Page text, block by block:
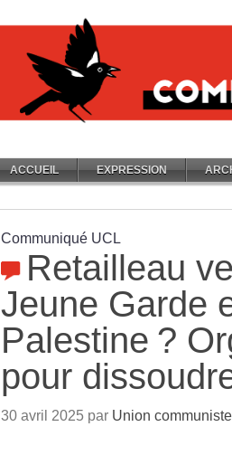
ACCUEIL EXPRESSION
Communiqué UCL
Retailleau
Jeune Garde
Palestine ?
pour
30 avril 2025 par Union